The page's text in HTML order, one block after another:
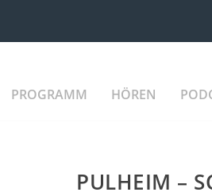
PROGRAMM HÖREN
PULHEIM –